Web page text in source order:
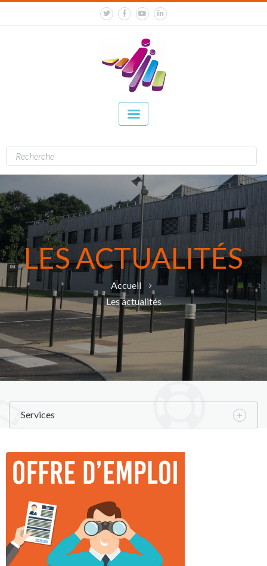
LES ACTUALITÉS
Accueil
Les actualités
Services